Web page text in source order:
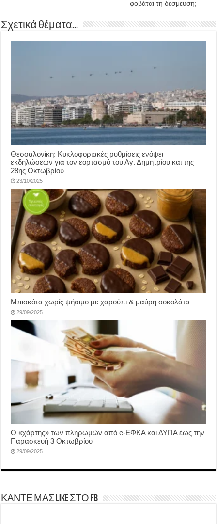
φοβάται τη δέσμευση;
Σχετικά θέματα...
Θεσσαλονίκη: Κυκλοφοριακές ρυθμίσεις ενόψει
εκδηλώσεων για τον εορτασμό του Αγ. Δημητρίου και της
28ης Οκτωβρίου
23/10/2025
Μπισκότα χωρίς ψήσιμο με χαρούπι & μαύρη σοκολάτα
29/09/2025
Ο «χάρτης» των πληρωμών από e-ΕΦΚΑ και ΔΥΠΑ έως την
Παρασκευή 3 Οκτωβρίου
29/09/2025
ΚΑΝΤΕ ΜΑΣ LIKE ΣΤΟ FB